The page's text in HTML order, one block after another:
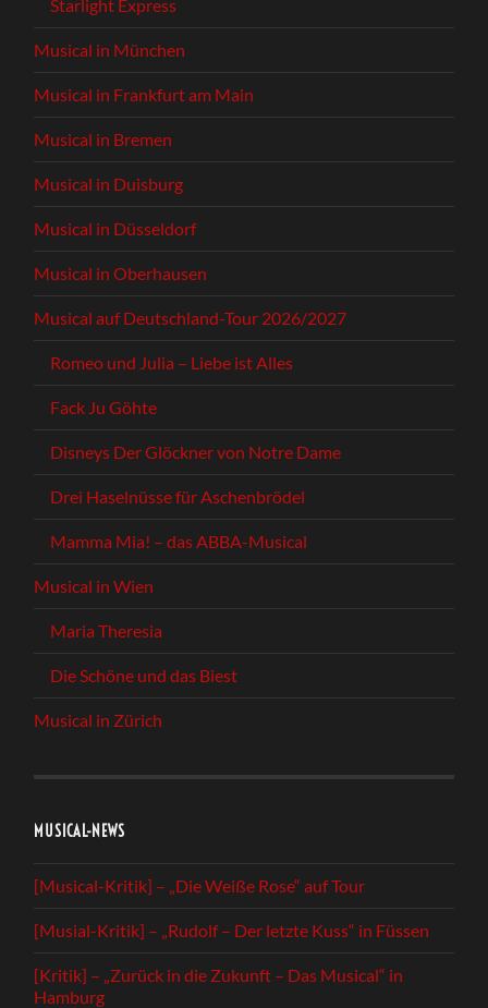
Starlight Express
Musical in München
Musical in Frankfurt am Main
Musical in Bremen
Musical in Duisburg
Musical in Düsseldorf
Musical in Oberhausen
Musical auf Deutschland-Tour 2026/2027
Romeo und Julia – Liebe ist Alles
Fack Ju Göhte
Disneys Der Glöckner von Notre Dame
Drei Haselnüsse für Aschenbrödel
Mamma Mia! – das ABBA-Musical
Musical in Wien
Maria Theresia
Die Schöne und das Biest
Musical in Zürich
MUSICAL-NEWS
[Musical-Kritik] – „Die Weiße Rose“ auf Tour
[Musial-Kritik] – „Rudolf – Der letzte Kuss“ in Füssen
[Kritik] – „Zurück in die Zukunft – Das Musical“ in
Hamburg